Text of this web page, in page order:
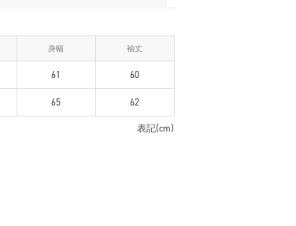
身幅 袖丈
61 60
65 62
表記(cm)